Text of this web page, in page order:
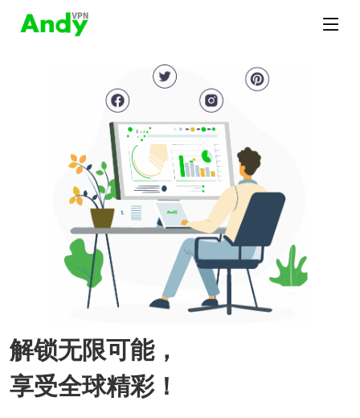
解锁无限可能，
享受全球精彩！